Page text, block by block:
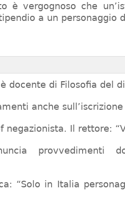
è vergognoso che
a un personaggio
docente di Filosofia del
anche
negazionista. Il rettore:
provvedimenti
“Solo in Italia